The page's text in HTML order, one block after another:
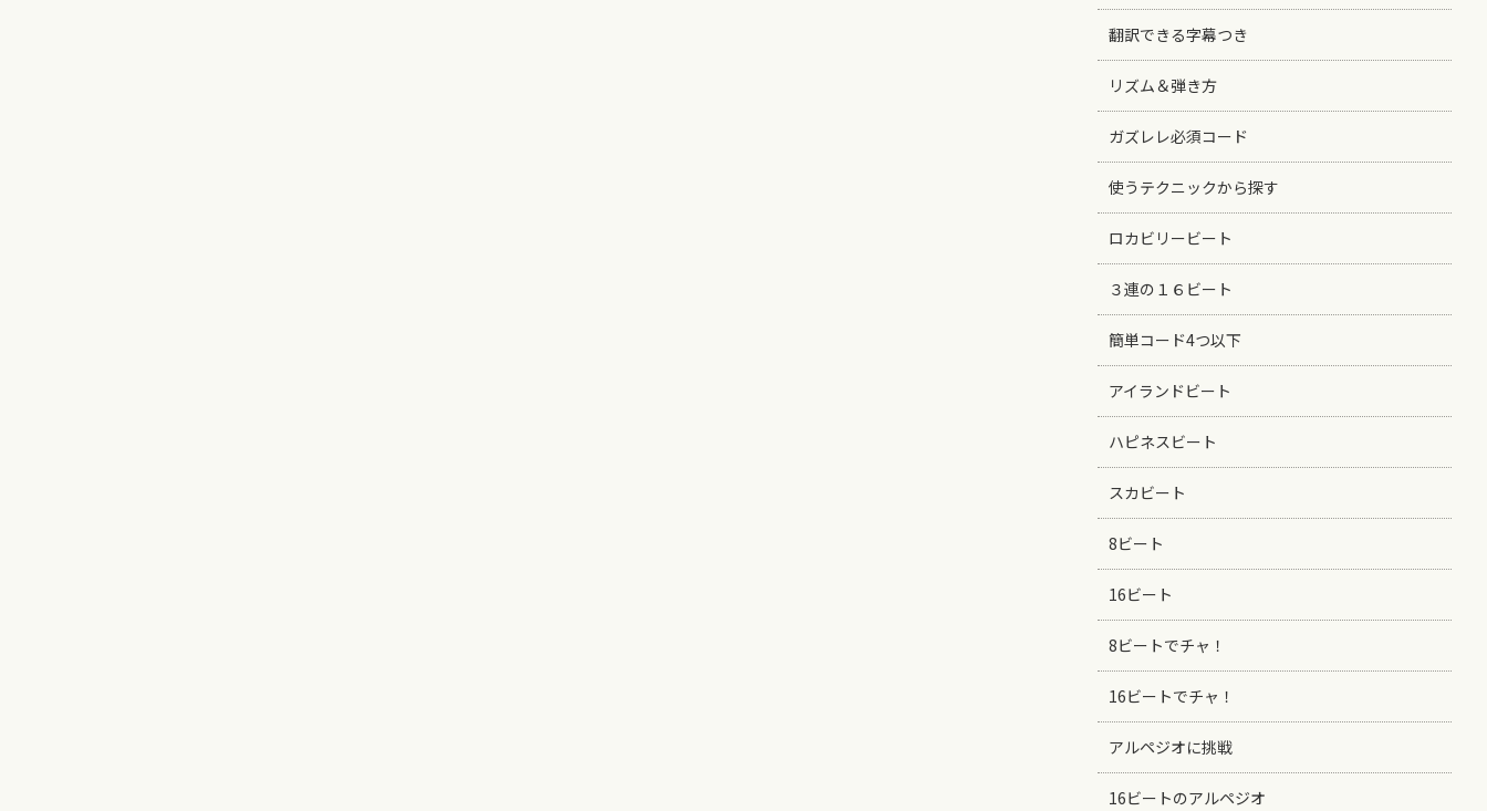
翻訳できる字幕つき
リズム＆弾き方
ガズレレ必須コード
使うテクニックから探す
ロカビリービート
３連の１６ビート
簡単コード4つ以下
アイランドビート
ハピネスビート
スカビート
8ビート
16ビート
8ビートでチャ！
16ビートでチャ！
アルペジオに挑戦
16ビートのアルペジオ